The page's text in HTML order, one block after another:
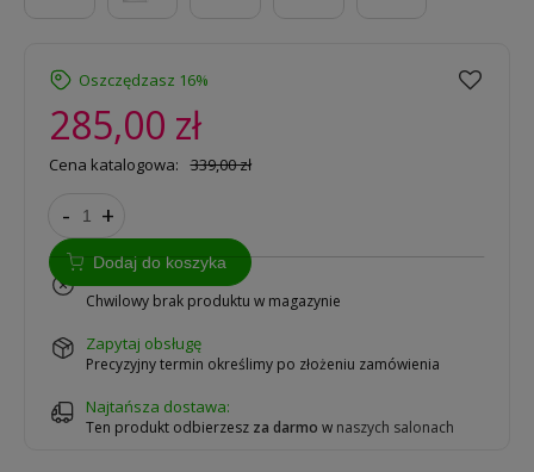
Oszczędzasz 16%
285,00 zł
Cena katalogowa: 339,00 zł
- +
Dodaj do koszyka
Chwilowy brak produktu w magazynie
zapytaj obsługę
Precyzyjny termin określimy po złożeniu zamówienia
Najtańsza dostawa:
Ten produkt odbierzesz za darmo w naszych salonach